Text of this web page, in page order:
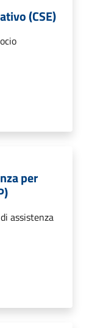
(CSE)
per
assistenza